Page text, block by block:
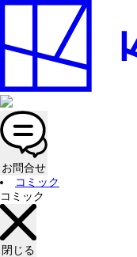
お問合せ
コミック
コミック
閉じる